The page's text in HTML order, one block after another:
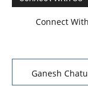
Connect
Ganesh